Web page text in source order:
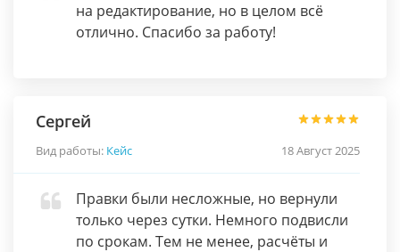
на редактирование, но в целом всё
отлично. Спасибо за работу!
Сергей
Вид работы: Кейс 18 Август 2025
Правки были несложные, но вернули
только через сутки. Немного подвисли
по срокам. Тем не менее, расчёты и